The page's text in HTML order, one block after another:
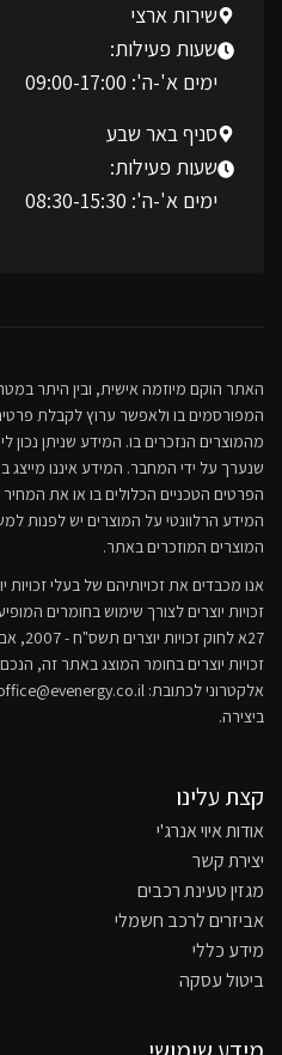
שירות ארצי
שעות פעילות:
ימים א'-ה': 09:00-17:00
סניף באר שבע
שעות פעילות:
ימים א'-ה': 08:30-15:30
האתר הוקם מיוזמה אישית, ובין היתר
המפורסמים בו ולאפשר ערוץ לקבלת
מהמוצרים הנזכרים בו. המידע שניתן נכון
שנערך על ידי המחבר. המידע איננו
הפרטים הטכניים הכלולים בו או את
המידע הרלוונטי על המוצרים יש לפנות
המוצרים המוזכרים באתר.
אנו מכבדים את זכויותיהם של בעלי
זכויות יוצרים לצורך שימוש בחומרים
27א
זכויות יוצרים בחומר המוצג באתר זה,
אלקטרוני לכתובת:
ביצירה.
קצת עלינו
אודות איוי אנרג'י
יצירת קשר
מגזין טעינת רכבים
אביזרים לרכב חשמלי
מידע כללי
ביטול עסקה